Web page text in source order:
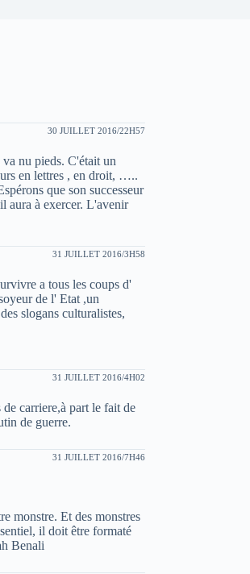
30 JUILLET 2016/22H57
nu pieds. C'était un
en lettres , en droit, …..
que son successeur
aura à exercer. L'avenir
31 JUILLET 2016/3H58
a tous les coups d'
de l' Etat ,un
slogans culturalistes,
31 JUILLET 2016/4H02
carriere,à part le fait de
de guerre.
31 JUILLET 2016/7H46
monstre. Et des monstres
il doit être formaté
Benali